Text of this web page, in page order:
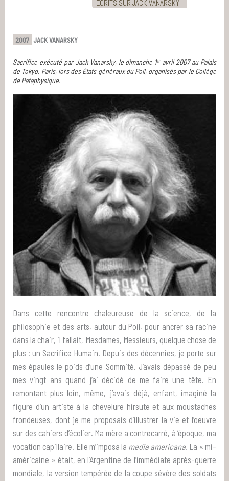
ÉCRITS SUR JACK VANARSKY
2007 JACK VANARSKY
Sacrifice exécuté par Jack Vanarsky, le dimanche 1eravril 2007 au Palais
de Tokyo, Paris, lors des États généraux du Poil, organisés par le Collège
de Pataphysique.
Dans cette rencontre chaleureuse de la science, de la
philosophie et des arts, autour du Poil, pour ancrer sa racine
dans la chair, il fallait, Mesdames, Messieurs, quelque chose de
plus : un Sacrifice Humain. Depuis des décennies, je porte sur
mes épaules le poids d’une Sommité. J’avais dépassé de peu
mes vingt ans quand j’ai décidé de me faire une tête. En
remontant plus loin, même, j’avais déjà, enfant, imaginé la
figure d’un artiste à la chevelure hirsute et aux moustaches
frondeuses, dont je me proposais d’illustrer la vie et l’oeuvre
sur des cahiers d’écolier. Ma mère a contrecarré, à ’époque, ma
vocation capillaire. Elle m’imposa la media americana. La « mi-
américaine » était, en l’Argentine de l’immédiate après-guerre
mondiale, la version tempérée de la coupe sévère des soldats